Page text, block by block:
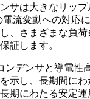
サは大きなリッ
流変動への対応
、さまざまな負
証します。
ンデンサと導電性
示し、長期間に
期にわたる安定